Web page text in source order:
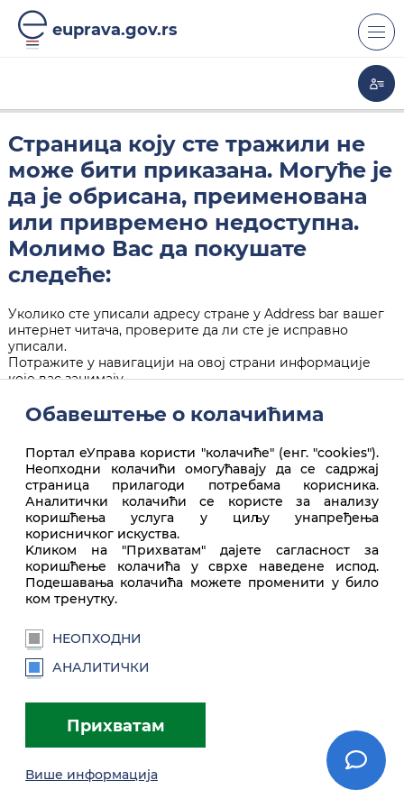
euprava.gov.rs
Страница коју сте тражили не
може бити приказана. Могуће је
да је обрисана, преименована
или привремено недоступна.
Молимо Вас да покушате
следеће:
Уколико сте уписали адресу стране у Address bar вашег
интернет читача, проверите да ли сте је исправно
уписали.
Потражите у навигацији на овој страни информације
које вас занимају.
Врх стране
euprava.gov.rs
Услови коришћења
Обавештење о колачићима
Портал еУправа користи "колачиће" (енг. "cookies").
Неопходни колачићи омогућавају да се садржај
страница прилагоди потребама корисника.
Аналитички колачићи се користе за анализу
коришћења услуга у циљу унапређења
корисничког искуства.
Kликом на "Прихватам" дајете сагласност за
коришћење колачића у сврхе наведене испод.
Подешавања колачића можете променити у било
ком тренутку.
НЕОПХОДНИ
АНАЛИТИЧКИ
Прихватам
Више информација